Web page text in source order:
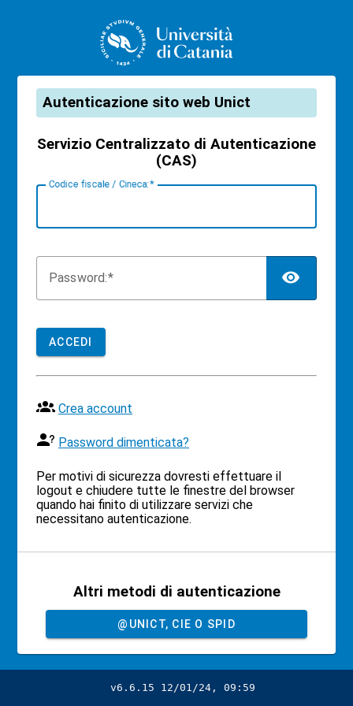
CAS
Autenticazione sito web Unict
Servizio Centralizzato di Autenticazione
(CAS)
Codice fiscale / Cineca:
Password:
ACCEDI
Crea account
Password dimenticata?
Per motivi di sicurezza dovresti effettuare il
logout e chiudere tutte le finestre del browser
quando hai finito di utilizzare servizi che
necessitano autenticazione.
Altri metodi di autenticazione
@UNICT, CIE O SPID
v6.6.15 12/01/24, 09:59